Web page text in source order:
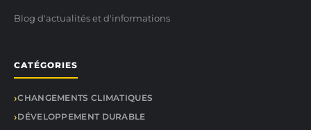
Blog d'actualités et d'informations
CATÉGORIES
CHANGEMENTS CLIMATIQUES
DÉVELOPPEMENT DURABLE